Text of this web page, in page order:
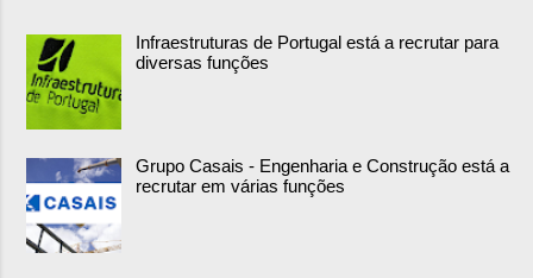
Infraestruturas de Portugal está a recrutar para
diversas funções
Grupo Casais - Engenharia e Construção está a
recrutar em várias funções